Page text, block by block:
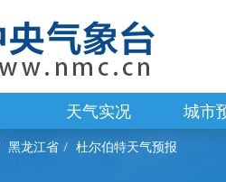
天气实况 城市
黑龙江省 杜尔伯特天气预报